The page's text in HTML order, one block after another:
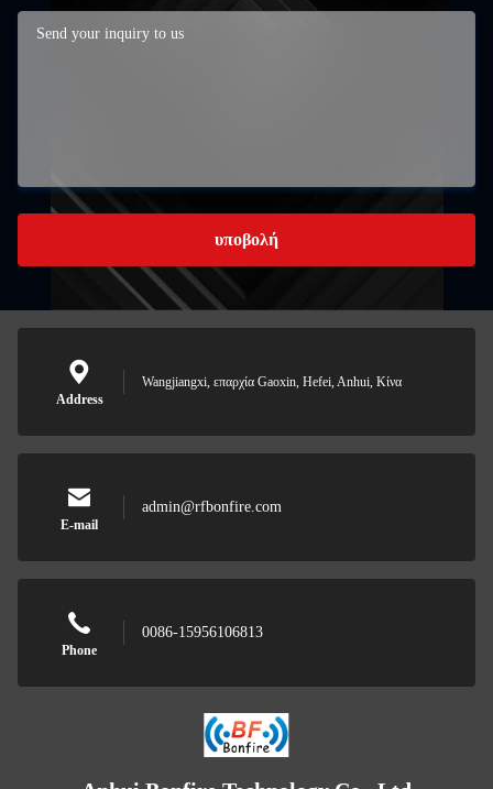
υποβολή
Address
Wangjiangxi, επαρχία Gaoxin, Hefei, Anhui, Κίνα
E-mail
admin@rfbonfire.com
Phone
0086-15956106813